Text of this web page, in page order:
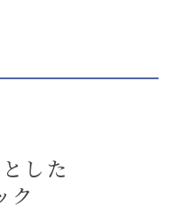
した
ク